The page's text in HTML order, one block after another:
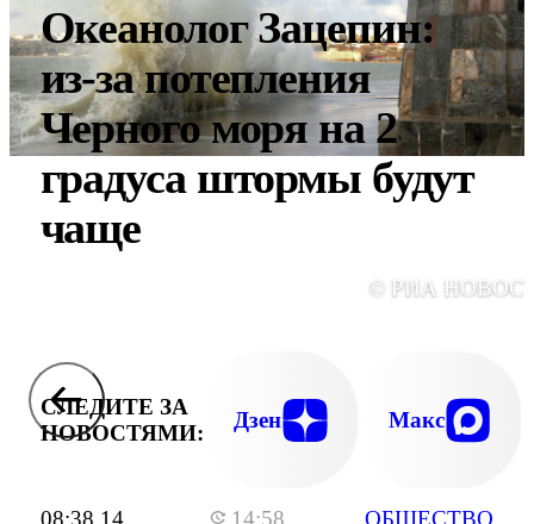
Океанолог Зацепин:
из-за потепления
Черного моря на 2
градуса штормы будут
чаще
© РИА
СЛЕДИТЕ ЗА
НОВОСТЯМИ:
Дзен Макс